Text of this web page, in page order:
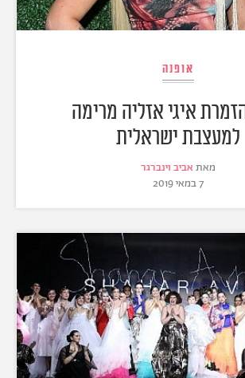
אופנה
איגי אזליה מרימה
למעצבת ישראלית
מאת אביב וינברגר
7 במאי 2019